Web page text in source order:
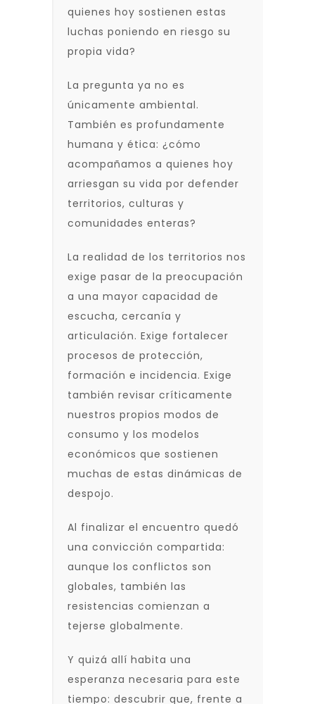
quienes hoy sostienen estas
luchas poniendo en riesgo su
propia vida?
La pregunta ya no es
únicamente ambiental.
También es profundamente
humana y ética: ¿cómo
acompañamos a quienes hoy
arriesgan su vida por defender
territorios, culturas y
comunidades enteras?
La realidad de los territorios nos
exige pasar de la preocupación
a una mayor capacidad de
escucha, cercanía y
articulación. Exige fortalecer
procesos de protección,
formación e incidencia. Exige
también revisar críticamente
nuestros propios modos de
consumo y los modelos
económicos que sostienen
muchas de estas dinámicas de
despojo.
Al finalizar el encuentro quedó
una convicción compartida:
aunque los conflictos son
globales, también las
resistencias comienzan a
tejerse globalmente.
Y quizá allí habita una
esperanza necesaria para este
tiempo: descubrir que, frente a